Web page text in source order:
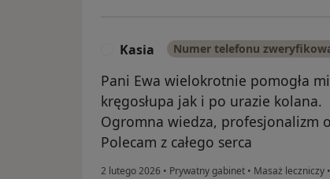
Kasia Numer telefonu
Pani Ewa wielokrotnie pomogła
kręgosłupa jak i po urazie kolana.
Ogromna wiedza, profesjonalizm
Polecam z całego serca
2 lutego 2026 • Prywatny gabinet • Masaż leczniczy •